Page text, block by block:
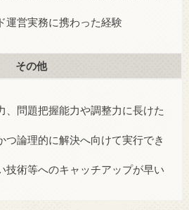
運営実務に携わった経験
その他
、問題把握能力や調整力に長けた
つ論理的に解決へ向けて実行でき
技術等へのキャッチアップが早い